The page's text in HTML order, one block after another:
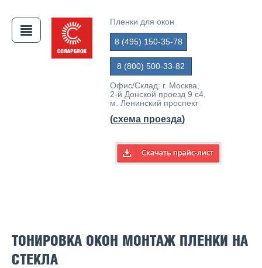
Пленки для окон
8 (495) 150-35-78
8 (800) 500-33-82
Офис/Склад: г. Москва,
2-й Донской проезд 9 с4,
м. Ленинский проспект
(схема проезда)
ТОНИРОВКА ОКОН МОНТАЖ ПЛЕНКИ НА
СТЕКЛА